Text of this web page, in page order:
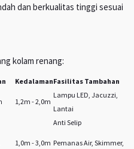
dan berkualitas tinggi sesuai
kolam renang:
KedalamanFasilitas Tambahan
1,2m - 2,0m
Lampu LED, Jacuzzi,
Lantai
Anti Selip
1,0m - 3,0m Pemanas Air, Skimmer,